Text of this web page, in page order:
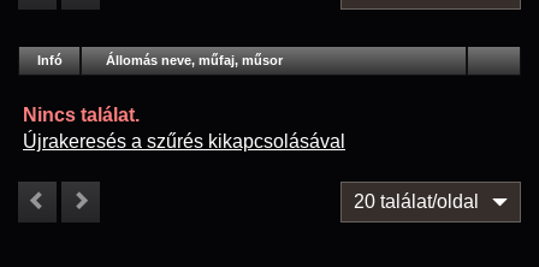
Infó Lejátszás
Állomás neve, műfaj, műsor
Nincs találat.
Újrakeresés a szűrés kikapcsolásával
20 találat/oldal